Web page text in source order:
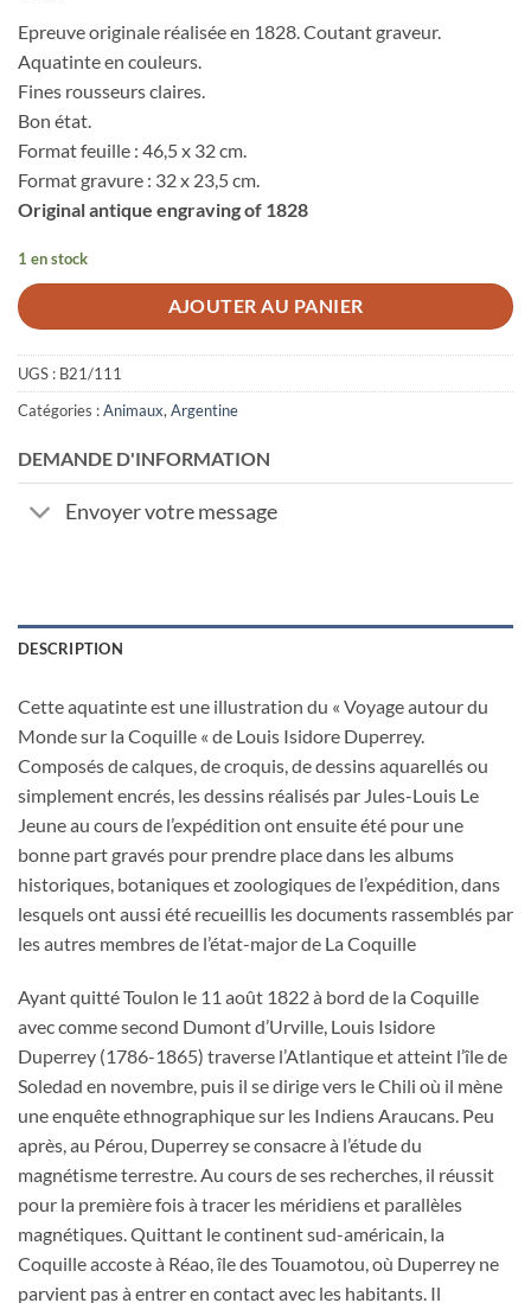
Epreuve originale réalisée en 1828. Coutant graveur.
Aquatinte en couleurs.
Fines rousseurs claires.
Bon état.
Format feuille : 46,5 x 32 cm.
Format gravure : 32 x 23,5 cm.
Original antique engraving of 1828
1 en stock
AJOUTER AU PANIER
UGS : B21/111
Catégories :Animaux, Argentine
DEMANDE D'INFORMATION
Envoyer votre message
DESCRIPTION
Cette aquatinte est une illustration du « Voyage autour du
Monde sur la Coquille « de Louis Isidore Duperrey.
Composés de calques, de croquis, de dessins aquarellés ou
simplement encrés, les dessins réalisés par Jules-Louis Le
Jeune au cours de l’expédition ont ensuite été pour une
bonne part gravés pour prendre place dans les albums
historiques, botaniques et zoologiques de l’expédition, dans
lesquels ont aussi été recueillis les documents rassemblés par
les autres membres de l’état-major de La Coquille
Ayant quitté Toulon le 11 août 1822 à bord de la Coquille
avec comme second Dumont d’Urville, Louis Isidore
Duperrey (1786-1865) traverse l’Atlantique et atteint l’île de
Soledad en novembre, puis il se dirige vers le Chili où il mène
une enquête ethnographique sur les Indiens Araucans. Peu
après, au Pérou, Duperrey se consacre à l’étude du
magnétisme terrestre. Au cours de ses recherches, il réussit
pour la première fois à tracer les méridiens et parallèles
magnétiques. Quittant le continent sud-américain, la
Coquille accoste à Réao, île des Touamotou, où Duperrey ne
parvient pas à entrer en contact avec les habitants. Il